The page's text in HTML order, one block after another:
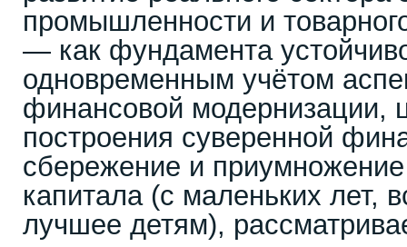
промышленности и
— как фундамента
одновременным учётом
финансовой модернизации,
построения суверенной
сбережение и приумножение
капитала (с маленьких лет,
лучшее детям),